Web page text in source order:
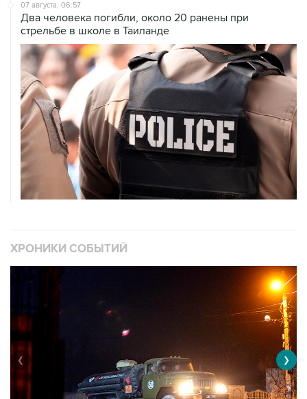
07 августа, 06:57
Два человека погибли, около 20 ранены при
стрельбе в школе в Таиланде
ХРОНИКИ СОБЫТИЙ
❮ ❯